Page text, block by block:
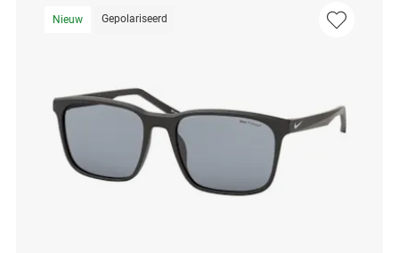
Nieuw Gepolariseerd